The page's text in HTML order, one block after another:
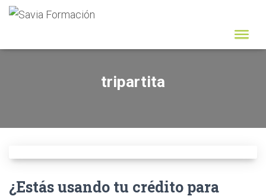
tripartita
¿Estás usando tu crédito para